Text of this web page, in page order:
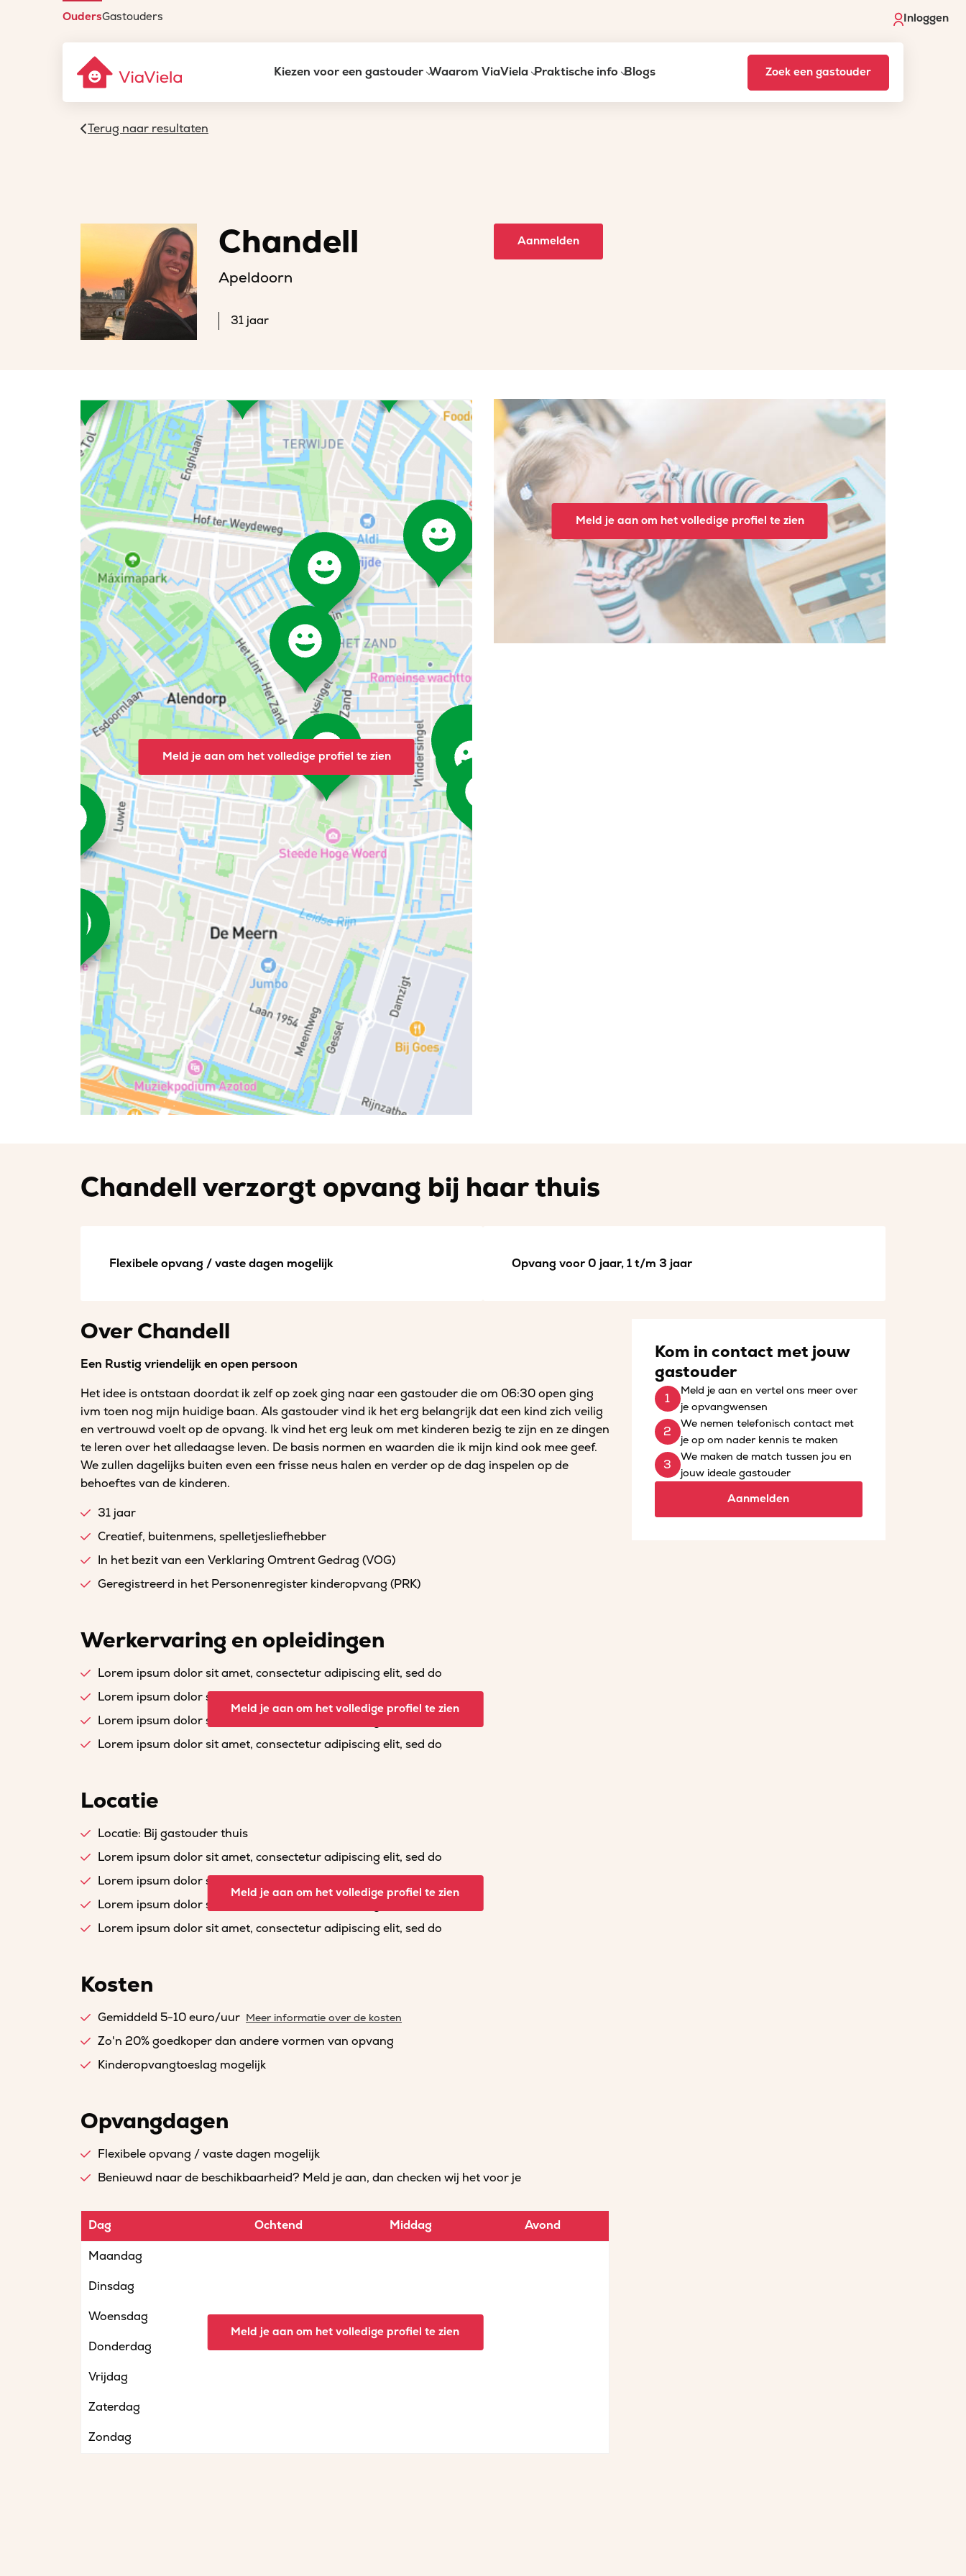
OudersGastouders Inloggen
Kiezen voor een gastouder Waarom ViaViela Praktische info Blogs Zoek een gastouder
Terug naar resultaten
Chandell
Apeldoorn
31 jaar
Aanmelden
Meld je aan om het volledige profiel te zien
Meld je aan om het volledige profiel te zien
Chandell verzorgt opvang bij haar thuis
Flexibele opvang / vaste dagen mogelijk Opvang voor 0 jaar, 1 t/m 3 jaar
Over Chandell
Een Rustig vriendelijk en open persoon
Het idee is ontstaan doordat ik zelf op zoek ging naar een gastouder die om 06:30 open ging
ivm toen nog mijn huidige baan. Als gastouder vind ik het erg belangrijk dat een kind zich veilig
en vertrouwd voelt op de opvang. Ik vind het erg leuk om met kinderen bezig te zijn en ze dingen
te leren over het alledaagse leven. De basis normen en waarden die ik mijn kind ook mee geef.
We zullen dagelijks buiten even een frisse neus halen en verder op de dag inspelen op de
behoeftes van de kinderen.
31 jaar
Creatief, buitenmens, spelletjesliefhebber
In het bezit van een Verklaring Omtrent Gedrag (VOG)
Geregistreerd in het Personenregister kinderopvang (PRK)
Kom in contact met jouw
gastouder
Meld je aan en vertel ons meer over
je opvangwensen
We nemen telefonisch contact met
je op om nader kennis te maken
We maken de match tussen jou en
jouw ideale gastouder
Aanmelden
Werkervaring en opleidingen
Lorem ipsum dolor sit amet, consectetur adipiscing elit, sed do
Lorem ipsum dolor sit amet, consectetur adipiscing elit, sed do
Lorem ipsum dolor sit amet, consectetur adipiscing elit, sed do
Lorem ipsum dolor sit amet, consectetur adipiscing elit, sed do
Meld je aan om het volledige profiel te zien
Locatie
Locatie: Bij gastouder thuis
Lorem ipsum dolor sit amet, consectetur adipiscing elit, sed do
Lorem ipsum dolor sit amet, consectetur adipiscing elit, sed do
Lorem ipsum dolor sit amet, consectetur adipiscing elit, sed do
Lorem ipsum dolor sit amet, consectetur adipiscing elit, sed do
Meld je aan om het volledige profiel te zien
Kosten
Gemiddeld 5-10 euro/uur Meer informatie over de kosten
Zo'n 20% goedkoper dan andere vormen van opvang
Kinderopvangtoeslag mogelijk
Opvangdagen
Flexibele opvang / vaste dagen mogelijk
Benieuwd naar de beschikbaarheid? Meld je aan, dan checken wij het voor je
Dag Ochtend Middag Avond
Maandag
Dinsdag
Woensdag
Donderdag
Vrijdag
Zaterdag
Zondag
Meld je aan om het volledige profiel te zien